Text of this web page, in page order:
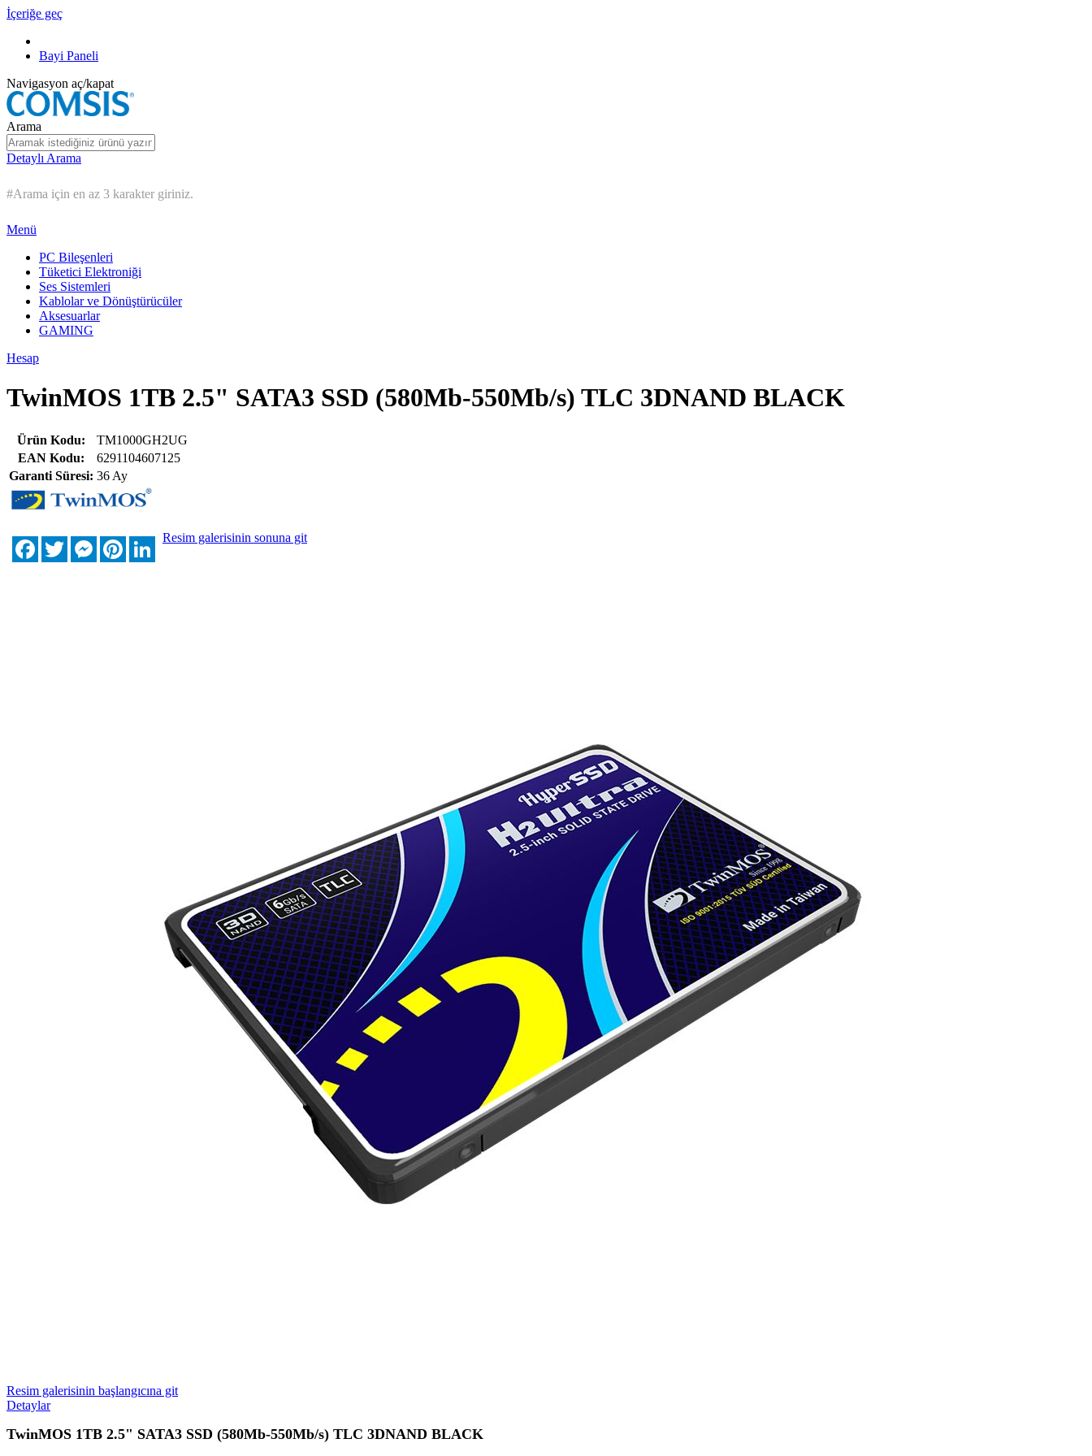
İçeriğe geç
Bayi Paneli
Navigasyon aç/kapat
Arama
Detaylı Arama
#Arama için en az 3 karakter giriniz.
Menü
PC Bileşenleri
Tüketici Elektroniği
Ses Sistemleri
Kablolar ve Dönüştürücüler
Aksesuarlar
GAMING
Hesap
TwinMOS 1TB 2.5" SATA3 SSD (580Mb-550Mb/s) TLC 3DNAND BLACK
Ürün Kodu:
TM1000GH2UG
EAN Kodu:
6291104607125
Garanti Süresi: 36 Ay
FacebookTwitterMessengerPinterestLinkedIn
Resim galerisinin sonuna git
Resim galerisinin başlangıcına git
Detaylar
TwinMOS 1TB 2.5" SATA3 SSD (580Mb-550Mb/s) TLC 3DNAND BLACK